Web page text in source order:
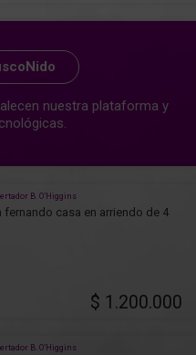
nuestra plataforma y
B. O’Higgins
fernando casa en arriendo de 4
$ 1.200.000
B. O’Higgins